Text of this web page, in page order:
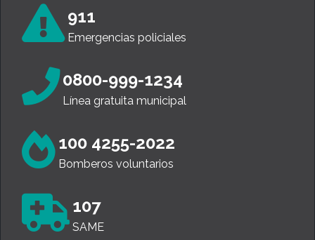
911
Emergencias policiales
0800-999-1234
Línea gratuita municipal
100 4255-2022
Bomberos voluntarios
107
SAME